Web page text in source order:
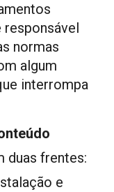
responsável
normas
algum
interrompa
duas frentes:
e